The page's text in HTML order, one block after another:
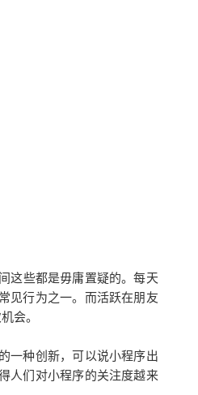
这些都是毋庸置疑的。每天
见行为之一。而活跃在朋友
会。
一种创新，可以说小程序出
人们对小程序的关注度越来